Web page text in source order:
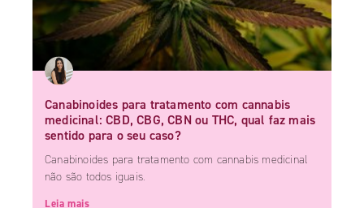
Canabinoides para tratamento com cannabis
medicinal: CBD, CBG, CBN ou THC, qual faz mais
sentido para o seu caso?
Canabinoides para tratamento com cannabis medicinal
não são todos iguais.
Leia mais